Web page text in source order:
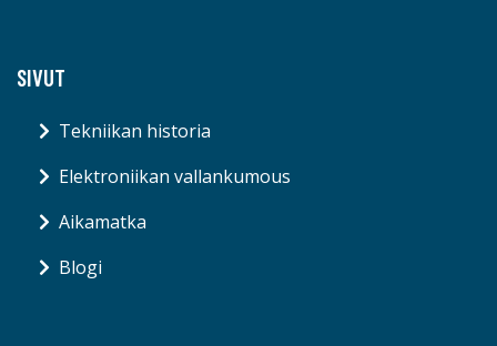
SIVUT
Tekniikan historia
Elektroniikan vallankumous
Aikamatka
Blogi